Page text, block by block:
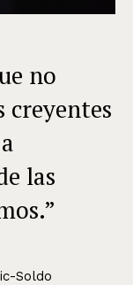
no
creyentes
las
Soldo